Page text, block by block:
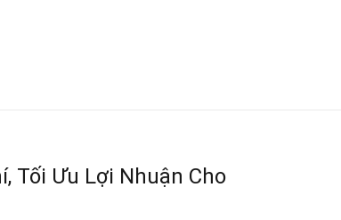
Tối Ưu Lợi Nhuận Cho